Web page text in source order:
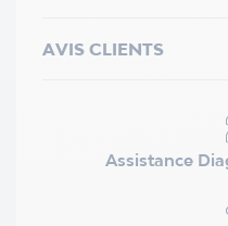
AVIS CLIENTS
Assistance